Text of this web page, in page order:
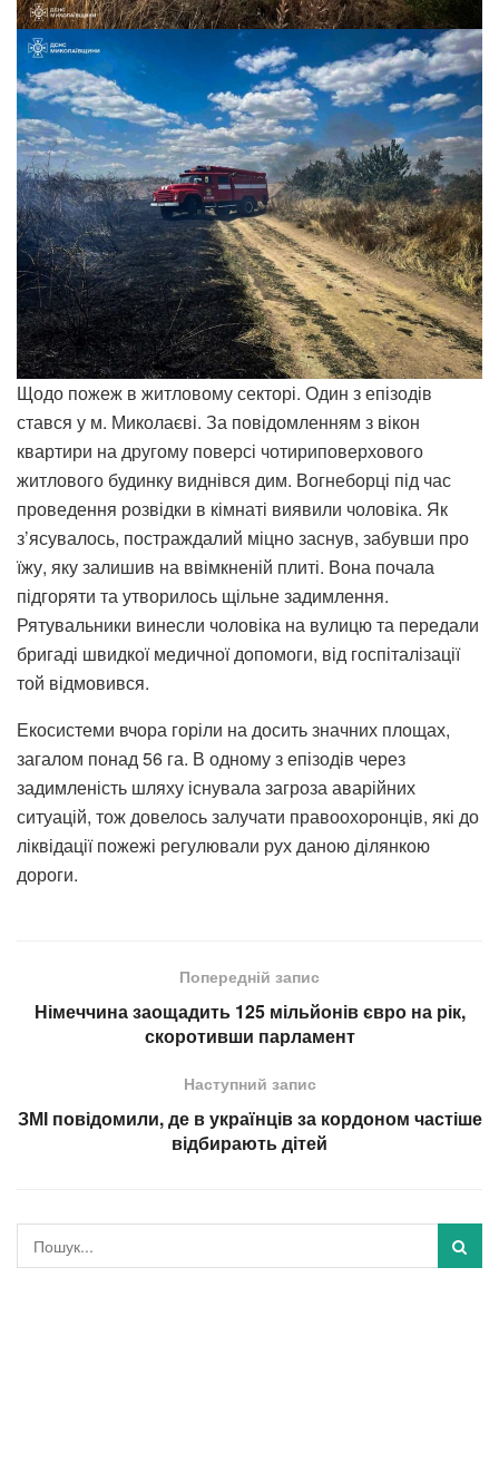
Щодо пожеж в житловому секторі. Один з епізодів
стався у м. Миколаєві. За повідомленням з вікон
квартири на другому поверсі чотириповерхового
житлового будинку виднівся дим. Вогнеборці під час
проведення розвідки в кімнаті виявили чоловіка. Як
з’ясувалось, постраждалий міцно заснув, забувши про
їжу, яку залишив на ввімкненій плиті. Вона почала
підгоряти та утворилось щільне задимлення.
Рятувальники винесли чоловіка на вулицю та передали
бригаді швидкої медичної допомоги, від госпіталізації
той відмовився.
Екосистеми вчора горіли на досить значних площах,
загалом понад 56 га. В одному з епізодів через
задимленість шляху існувала загроза аварійних
ситуацій, тож довелось залучати правоохоронців, які до
ліквідації пожежі регулювали рух даною ділянкою
дороги.
Попередній запис
Німеччина заощадить 125 мільйонів євро на рік,
скоротивши парламент
Наступний запис
ЗМІ повідомили, де в українців за кордоном частіше
відбирають дітей